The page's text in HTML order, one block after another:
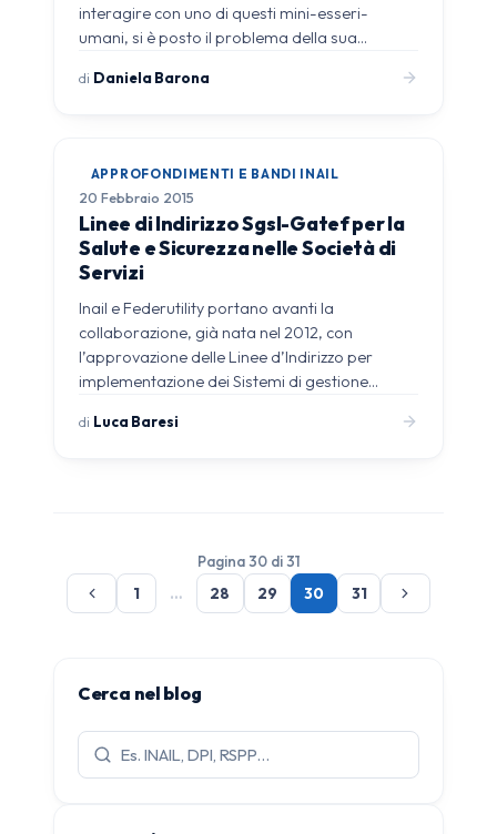
interagire con uno di questi mini-esseri-
umani, si è posto il problema della sua…
di Daniela Barona
APPROFONDIMENTI E BANDI INAIL
20 Febbraio 2015
Linee di Indirizzo Sgsl-Gatef per la
Salute e Sicurezza nelle Società di
Servizi
Inail e Federutility portano avanti la
collaborazione, già nata nel 2012, con
l’approvazione delle Linee d’Indirizzo per
implementazione dei Sistemi di gestione…
di Luca Baresi
Pagina 30 di 31
1
… 28 29 30 31
Cerca nel blog
Cerca
articoli: